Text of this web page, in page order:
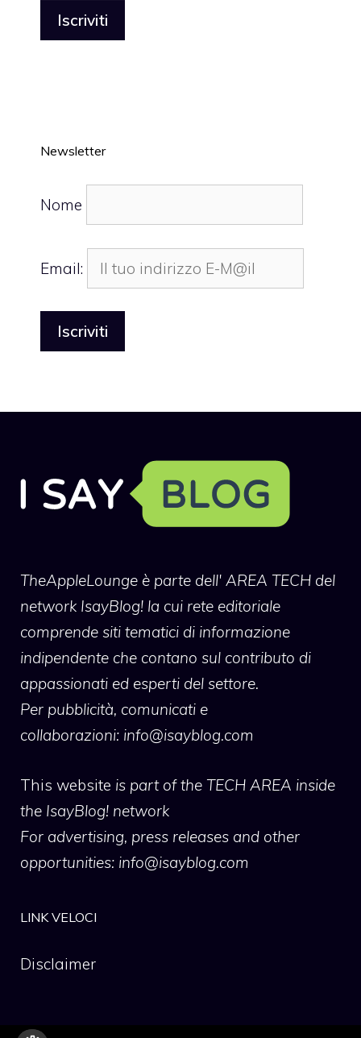
Newsletter
Nome
Email:
TheAppleLounge è parte dell' AREA TECH del
network IsayBlog! la cui rete editoriale
comprende siti tematici di informazione
indipendente che contano sul contributo di
appassionati ed esperti del settore.
Per pubblicità, comunicati e
collaborazioni: info@isayblog.com
This website is part of the TECH AREA inside
the IsayBlog! network
For advertising, press releases and other
opportunities: info@isayblog.com
LINK VELOCI
Disclaimer